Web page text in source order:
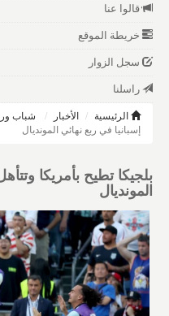
قالوا عنا
خريطة الموقع
سجل الزوار
راسلنا
الرئيسية الأخبار شباب
إسبانيا في ربع نهائي المونديال
بلجيكا تطيح بأمريكا
المونديال